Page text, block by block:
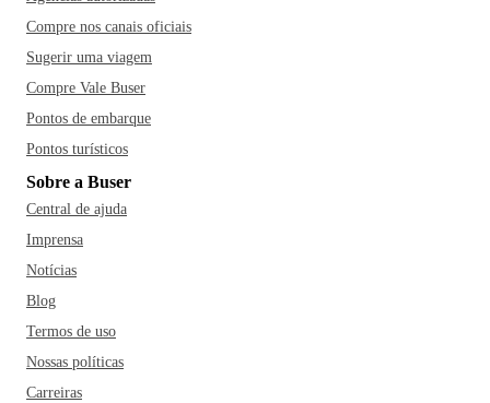
Compre nos canais oficiais
Sugerir uma viagem
Compre Vale Buser
Pontos de embarque
Pontos turísticos
Sobre a Buser
Central de ajuda
Imprensa
Notícias
Blog
Termos de uso
Nossas políticas
Carreiras